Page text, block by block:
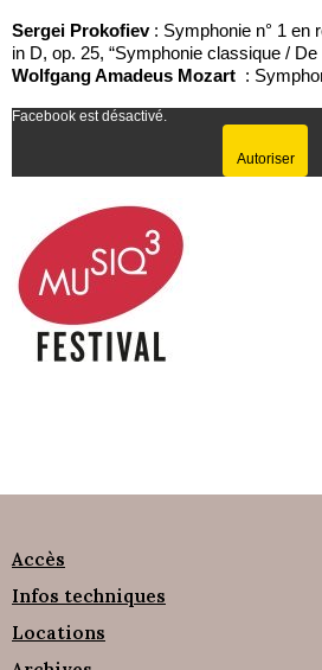
Sergei Prokofiev: Symphonie n° 1 en
in D, op. 25, “Symphonie classique / De
Wolfgang Amadeus Mozart :
Facebook est désactivé.
Autoriser
Accès
Infos techniques
Locations